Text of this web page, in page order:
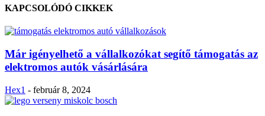
KAPCSOLÓDÓ CIKKEK
Már igényelhető a vállalkozókat segítő támogatás az
elektromos autók vásárlására
Hex1 - február 8, 2024